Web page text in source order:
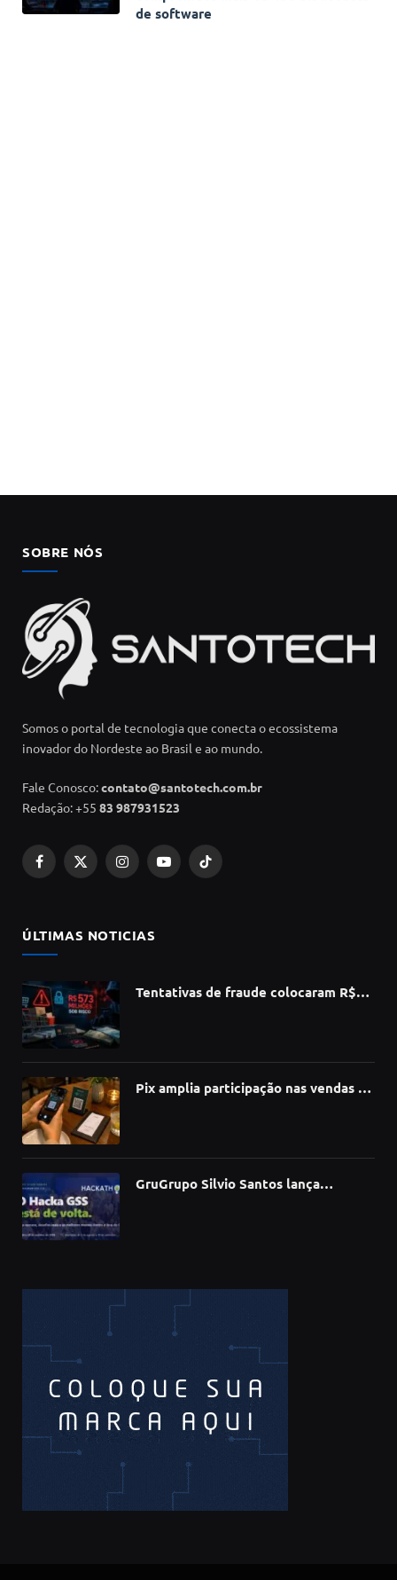
de software
SOBRE NÓS
Somos o portal de tecnologia que conecta o ecossistema
inovador do Nordeste ao Brasil e ao mundo.
Fale Conosco:contato@santotech.com.br
Redação: +55 83 987931523
Facebook
X
InstagramYouTubeTikTok
ÚLTIMAS NOTICIAS
Tentativas de fraude colocaram R$
Pix amplia participação nas vendas de
GruGrupo Silvio Santos lança